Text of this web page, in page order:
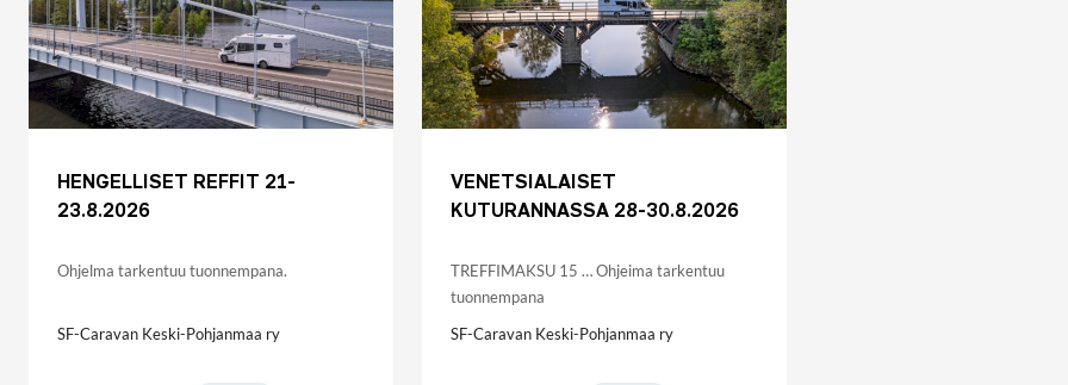
HENGELLISET REFFIT 21-
23.8.2026
Ohjelma tarkentuu tuonnempana.
SF-Caravan Keski-Pohjanmaa ry
VENETSIALAISET
KUTURANNASSA 28-30.8.2026
TREFFIMAKSU 15 … Ohjeima tarkentuu
tuonnempana
SF-Caravan Keski-Pohjanmaa ry